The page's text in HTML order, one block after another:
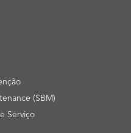
(SBM)
Serviço